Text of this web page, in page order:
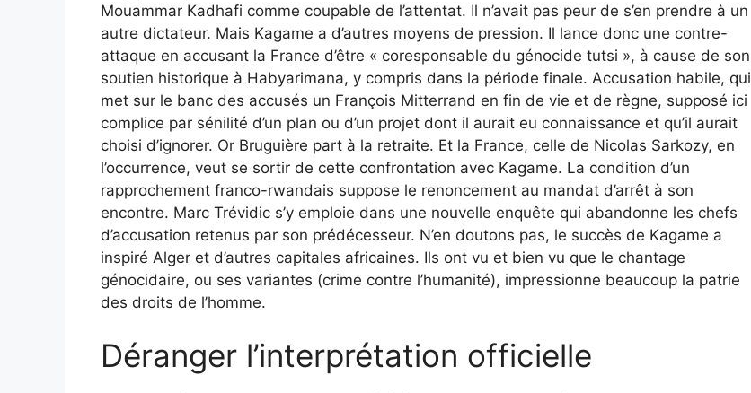
Mouammar Kadhafi comme coupable de l’attentat. Il n’avait pas peur de s’en prendre à un
autre dictateur. Mais Kagame a d’autres moyens de pression. Il lance donc une contre-
attaque en accusant la France d’être « coresponsable du génocide tutsi », à cause de son
soutien historique à Habyarimana, y compris dans la période finale. Accusation habile, qui
met sur le banc des accusés un François Mitterrand en fin de vie et de règne, supposé ici
complice par sénilité d’un plan ou d’un projet dont il aurait eu connaissance et qu’il aurait
choisi d’ignorer. Or Bruguière part à la retraite. Et la France, celle de Nicolas Sarkozy, en
l’occurrence, veut se sortir de cette confrontation avec Kagame. La condition d’un
rapprochement franco-rwandais suppose le renoncement au mandat d’arrêt à son
encontre. Marc Trévidic s’y emploie dans une nouvelle enquête qui abandonne les chefs
d’accusation retenus par son prédécesseur. N’en doutons pas, le succès de Kagame a
inspiré Alger et d’autres capitales africaines. Ils ont vu et bien vu que le chantage
génocidaire, ou ses variantes (crime contre l’humanité), impressionne beaucoup la patrie
des droits de l’homme.
Déranger l’interprétation officielle